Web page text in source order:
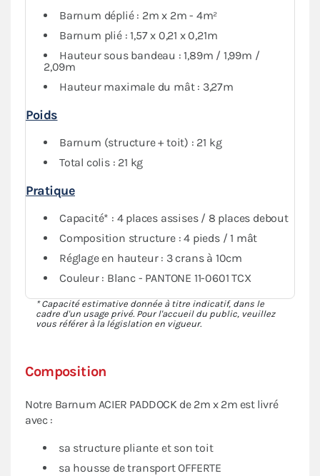
Composition
Notre Barnum ACIER PADDOCK de 2m x 2m est livré
avec :
sa structure pliante et son toit
sa housse de transport OFFERTE
Barnum déplié : 2m x 2m - 4m²
Barnum plié : 1,57 x 0,21 x 0,21m
Hauteur sous bandeau : 1,89m / 1,99m /
2,09m
Hauteur maximale du mât : 3,27m
Poids
Barnum (structure + toit) : 21 kg
Total colis : 21 kg
Pratique
Capacité* : 4 places assises / 8 places debout
Composition structure : 4 pieds / 1 mât
Réglage en hauteur : 3 crans à 10cm
Couleur : Blanc - PANTONE 11-0601 TCX
* Capacité estimative donnée à titre indicatif, dans le
cadre d'un usage privé. Pour l'accueil du public, veuillez
vous référer à la législation en vigueur.